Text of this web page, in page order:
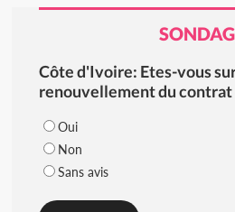
Côte d'Ivoire: Etes-vous
renouvellement du contrat
Oui
Non
Sans avis